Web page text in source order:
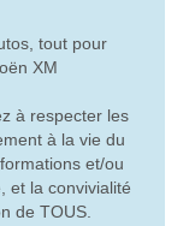
tout pour
XM
à respecter les
à la vie du
et/ou
et la convivialité
de TOUS.